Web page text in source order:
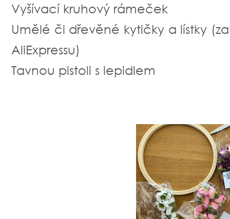
Vyšívací kruhový rámeček
Umělé či dřevěné kytičky a lístky
AliExpressu)
Tavnou pistoli s lepidlem